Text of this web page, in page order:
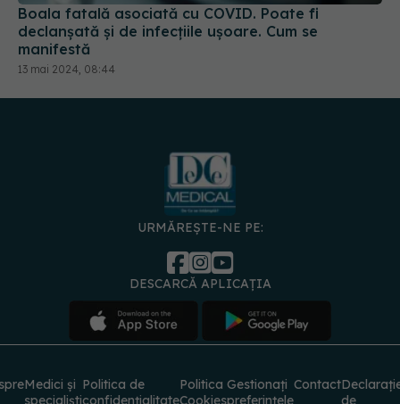
Boala fatală asociată cu COVID. Poate fi
declanșată și de infecțiile ușoare. Cum se
manifestă
13 mai 2024, 08:44
URMĂREȘTE-NE PE:
DESCARCĂ APLICAȚIA
Medici și
specialiști
Politica de
confidențialitate
Politica
Cookies
Gestionați
preferințele
Contact
de